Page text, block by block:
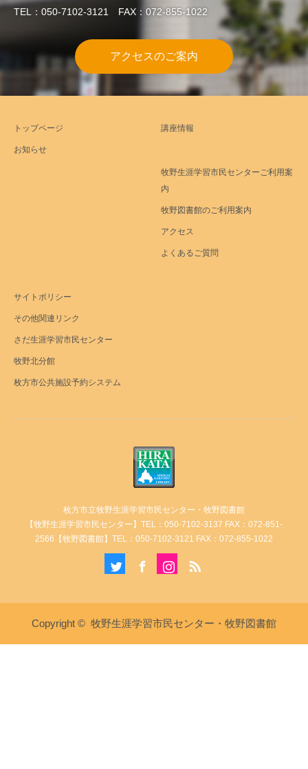
TEL：050-7102-3121 FAX：072-855-1022
アクセスのご案内
トップページ
お知らせ
講座情報
牧野生涯学習市民センターご利用案
内
牧野図書館のご利用案内
アクセス
よくあるご質問
サイトポリシー
その他関連リンク
さだ生涯学習市民センター
牧野北分館
枚方市公共施設予約システム
枚方市立牧野生涯学習市民センター・牧野図書館
【牧野生涯学習市民センター】TEL：050-7102-3137 FAX：072-851-
2566【牧野図書館】TEL：050-7102-3121 FAX：072-855-1022
Copyright © 牧野生涯学習市民センター・牧野図書館